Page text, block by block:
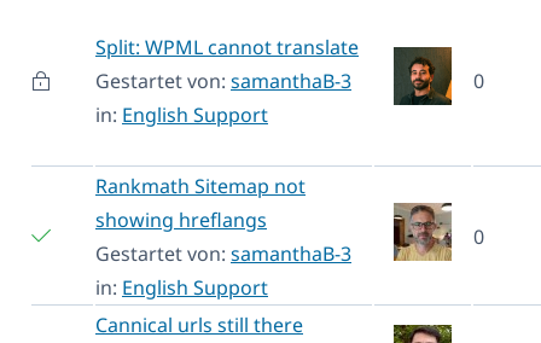
Split: WPML cannot translate
Gestartet von: samanthaB-3
in: English Support
0
Rankmath Sitemap not
showing hreflangs
Gestartet von: samanthaB-3
in: English Support
0
Cannical urls still there